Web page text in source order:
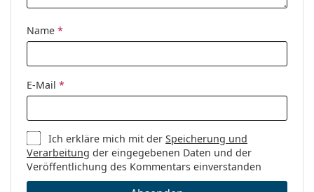
Name *
E-Mail *
Ich erkläre mich mit derSpeicherung und
Verarbeitung der eingegebenen Daten und der
Veröffentlichung des Kommentars einverstanden